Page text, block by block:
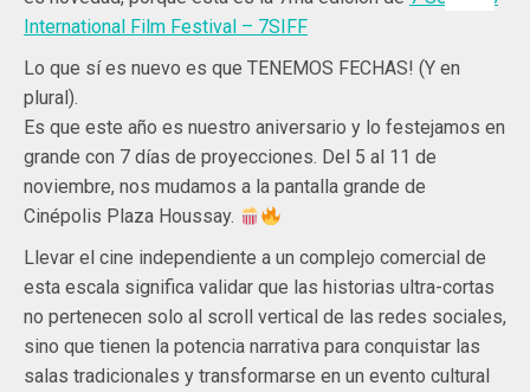
International Film Festival – 7SIFF
Lo que sí es nuevo es que TENEMOS FECHAS! (Y en
plural).
Es que este año es nuestro aniversario y lo festejamos en
grande con 7 días de proyecciones. Del 5 al 11 de
noviembre, nos mudamos a la pantalla grande de
Cinépolis Plaza Houssay.
Llevar el cine independiente a un complejo comercial de
esta escala significa validar que las historias ultra-cortas
no pertenecen solo al scroll vertical de las redes sociales,
sino que tienen la potencia narrativa para conquistar las
salas tradicionales y transformarse en un evento cultural